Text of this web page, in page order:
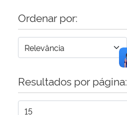
Banco Central do Brasil
Ordenar por:
Resultados por página: